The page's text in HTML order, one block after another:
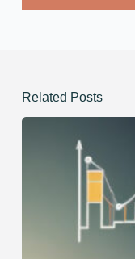
Related Posts